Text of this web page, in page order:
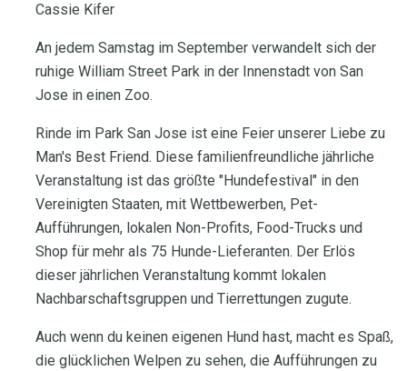
Cassie Kifer
An jedem Samstag im September verwandelt sich der
ruhige William Street Park in der Innenstadt von San
Jose in einen Zoo.
Rinde im Park San Jose ist eine Feier unserer Liebe zu
Man's Best Friend. Diese familienfreundliche jährliche
Veranstaltung ist das größte "Hundefestival" in den
Vereinigten Staaten, mit Wettbewerben, Pet-
Aufführungen, lokalen Non-Profits, Food-Trucks und
Shop für mehr als 75 Hunde-Lieferanten. Der Erlös
dieser jährlichen Veranstaltung kommt lokalen
Nachbarschaftsgruppen und Tierrettungen zugute.
Auch wenn du keinen eigenen Hund hast, macht es Spaß,
die glücklichen Welpen zu sehen, die Aufführungen zu